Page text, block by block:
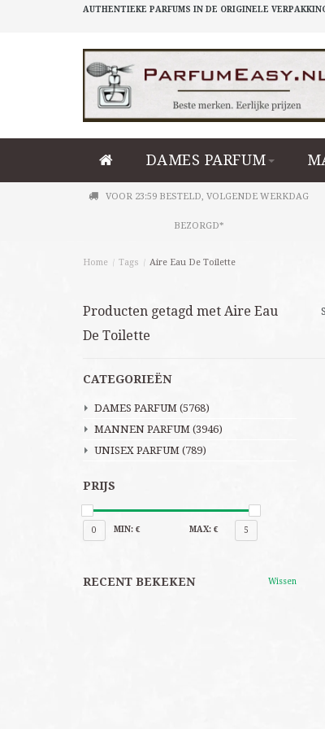
AUTHENTIEKE PARFUMS IN DE ORIGINELE
DAMES PARFUM
VOOR 23:59 BESTELD, VOLGENDE WERKDAG
BEZORGD*
Home / Tags / Aire Eau De Toilette
Producten getagd met Aire Eau
De Toilette
CATEGORIEËN
DAMES PARFUM (5768)
MANNEN PARFUM (3946)
UNISEX PARFUM (789)
PRIJS
0 MIN: € MAX: € 5
RECENT BEKEKEN Wissen